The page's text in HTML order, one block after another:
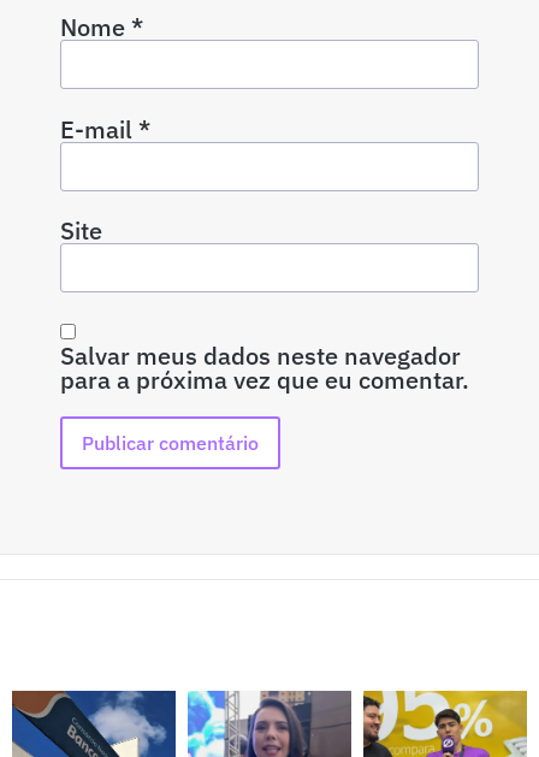
Nome*
E-mail*
Site
Salvar meus dados neste navegador
para a próxima vez que eu comentar.